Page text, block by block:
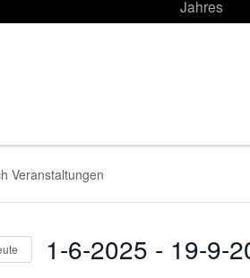
Jahres
1-6-2025 - 19-9-